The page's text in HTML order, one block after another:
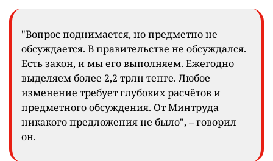
"Вопрос поднимается, но предметно не
обсуждается. В правительстве не обсуждался.
Есть закон, и мы его выполняем. Ежегодно
выделяем более 2,2 трлн тенге. Любое
изменение требует глубоких расчётов и
предметного обсуждения. От Минтруда
никакого предложения не было", – говорил
он.